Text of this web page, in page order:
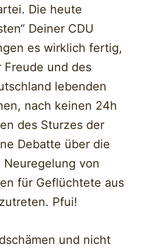
Die heute
Deiner CDU
es wirklich fertig,
und des
lebenden
nach keinen 24h
des Sturzes der
Debatte über die
von
für Geflüchtete aus
Pfui!
und nicht